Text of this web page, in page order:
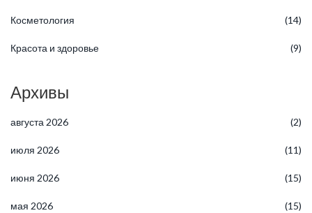
Косметология (14)
Красота и здоровье (9)
Архивы
августа 2026 (2)
июля 2026 (11)
июня 2026 (15)
мая 2026 (15)